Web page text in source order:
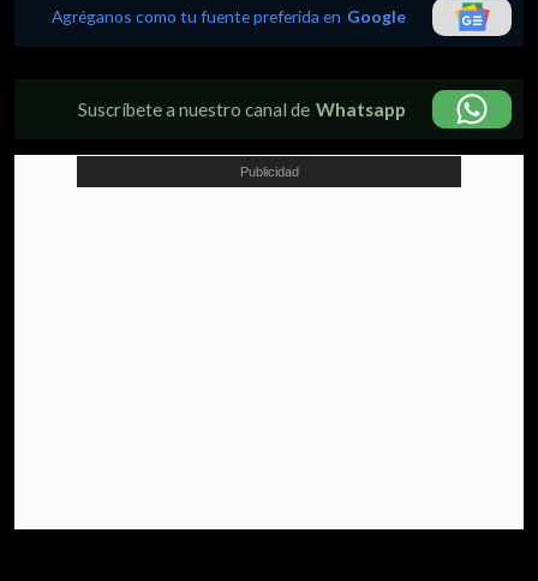
Agréganos como tu fuente preferida en Google
Suscríbete a nuestro canal de Whatsapp